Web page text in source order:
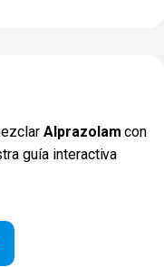
Alprazolam con
guía interactiva